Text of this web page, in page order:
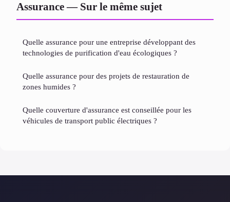
Assurance — Sur le même sujet
Quelle assurance pour une entreprise développant des
technologies de purification d'eau écologiques ?
Quelle assurance pour des projets de restauration de
zones humides ?
Quelle couverture d'assurance est conseillée pour les
véhicules de transport public électriques ?